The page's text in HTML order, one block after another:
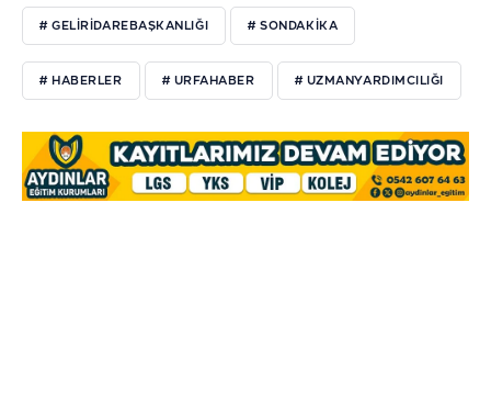
# GELİRİDAREBAŞKANLIĞI # SONDAKİKA
# HABERLER # URFAHABER # UZMANYARDIMCILIĞI